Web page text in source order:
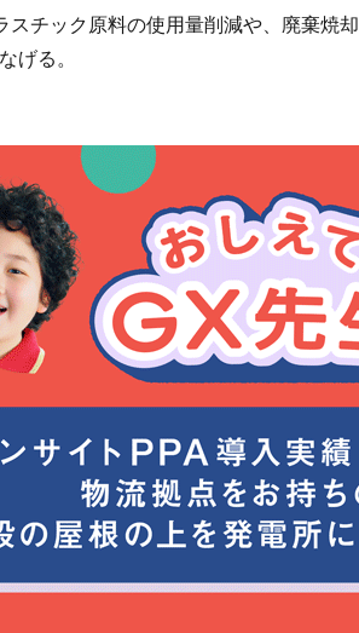
スチック原料の使用量削減や、廃棄焼
げる。